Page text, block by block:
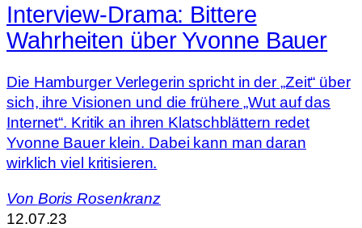
Interview-Drama: Bittere
Wahrheiten über Yvonne Bauer
Die Hamburger Verlegerin spricht in der „Zeit“ über
sich, ihre Visionen und die frühere „Wut auf das
Internet“. Kritik an ihren Klatschblättern redet
Yvonne Bauer klein. Dabei kann man daran
wirklich viel kritisieren.
Von Boris Rosenkranz
12.07.23